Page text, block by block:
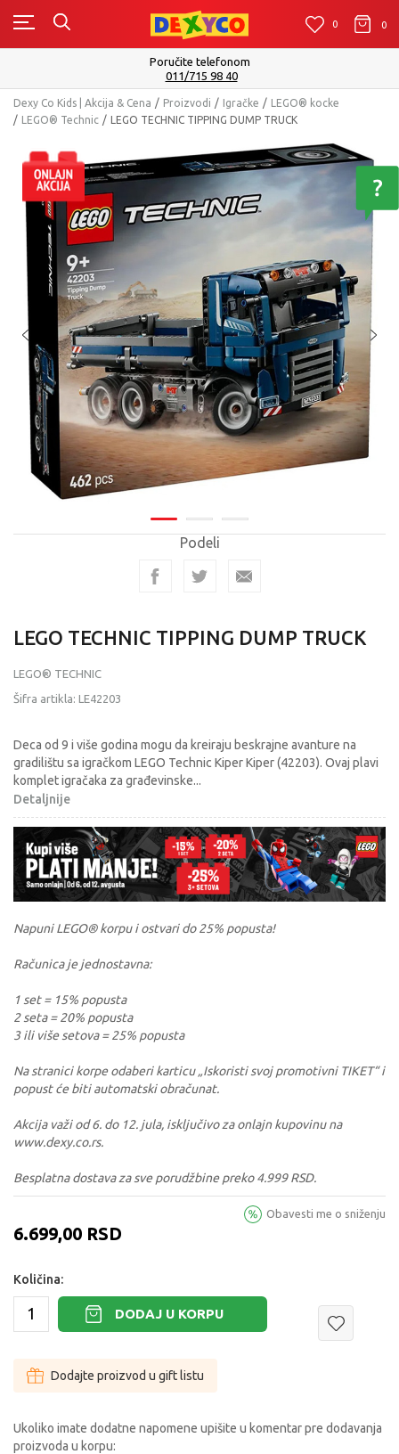
0 0 0
Isporuku možete očekivati u roku od 2 do 4 radna dana!
Pogledaj više
Dexy Co Kids | Akcija & Cena Proizvodi Igračke
LEGO® kocke
LEGO® Technic
LEGO TECHNIC TIPPING DUMP TRUCK
Podeli
LEGO TECHNIC TIPPING DUMP TRUCK
LEGO® TECHNIC
Šifra artikla: LE42203
Deca od 9 i više godina mogu da kreiraju beskrajne avanture na
gradilištu sa igračkom LEGO Technic Kiper Kiper (42203). Ovaj plavi
komplet igračaka za građevinske...
Detaljnije
Napuni LEGO® korpu i ostvari do 25% popusta!
Računica je jednostavna:
1 set = 15% popusta
2 seta = 20% popusta
3 ili više setova = 25% popusta
Na stranici korpe odaberi karticu „Iskoristi svoj promotivni TIKET“ i
popust će biti automatski obračunat.
Akcija važi od 6. do 12. jula, isključivo za onlajn kupovinu na
www.dexy.co.rs.
Besplatna dostava za sve porudžbine preko 4.999 RSD.
6.699,00 RSD
Obavesti me o sniženju
Količina:
DODAJ U KORPU
Dodajte proizvod u gift listu
Ukoliko imate dodatne napomene upišite u komentar pre dodavanja
proizvoda u korpu: